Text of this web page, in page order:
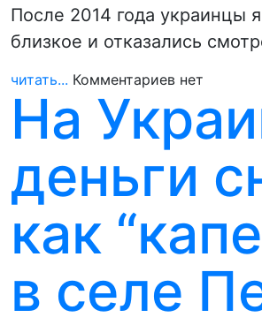
После 2014 года украинцы
близкое и отказались
читать... Комментариев нет
На
деньги
как
в селе